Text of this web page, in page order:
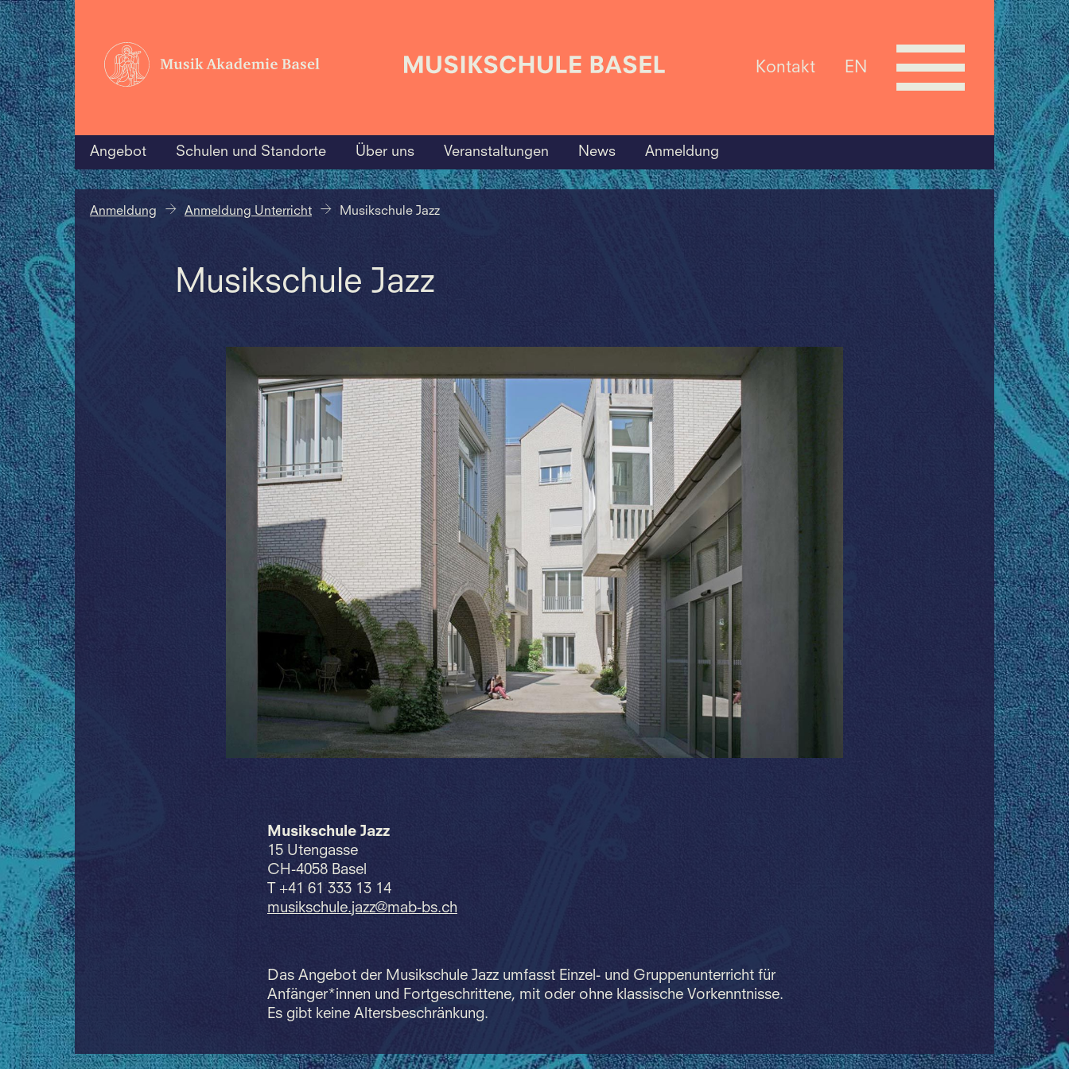
Kontakt EN
Angebot Schulen und Standorte Über uns Veranstaltungen News Anmeldung
Anmeldung Anmeldung Unterricht Musikschule Jazz
Musikschule Jazz
Musikschule Jazz
15 Utengasse
CH-4058 Basel
T +41 61 333 13 14
musikschule.jazz@mab-bs.ch
Das Angebot der Musikschule Jazz umfasst Einzel- und Gruppenunterricht für
Anfänger*innen und Fortgeschrittene, mit oder ohne klassische Vorkenntnisse.
Es gibt keine Altersbeschränkung.